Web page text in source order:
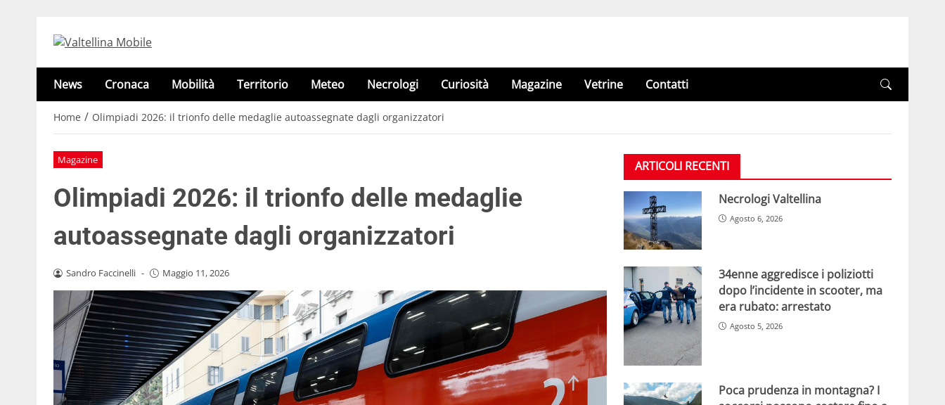
News Cronaca Mobilità Territorio Meteo Necrologi Curiosità Magazine Vetrine Contatti
Home / Olimpiadi 2026: il trionfo delle medaglie autoassegnate dagli organizzatori
Magazine
Olimpiadi 2026: il trionfo delle medaglie
autoassegnate dagli organizzatori
Sandro Faccinelli - Maggio 11, 2026
ARTICOLI RECENTI
Necrologi Valtellina
Agosto 6, 2026
34enne aggredisce i poliziotti
dopo l’incidente in scooter, ma
era rubato: arrestato
Agosto 5, 2026
Poca prudenza in montagna? I